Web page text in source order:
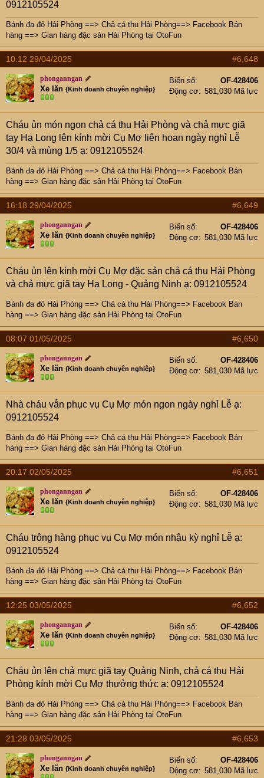
0912105524
Bánh đa đỏ Hải Phòng ==> Chả cá thu Hải Phòng==> Facebook Bán
hàng ==> Gian hàng đặc sản Hải Phòng tại OtoFun
10:12 29/04/2025 #6,648
phonganngan
Xe lăn {Kinh doanh chuyên nghiệp}
Biển số
OF-428406
Động cơ
581,030 Mã lực
Cháu ủn món ngon chả cá thu Hải Phòng và chả mực giã
tay Hạ Long lên kính mời Cụ Mợ liên hoan ngày nghỉ Lễ
30/4 và mùng 1/5 ạ: 0912105524
Bánh đa đỏ Hải Phòng ==> Chả cá thu Hải Phòng==> Facebook Bán
hàng ==> Gian hàng đặc sản Hải Phòng tại OtoFun
16:18 29/04/2025 #6,649
phonganngan
Xe lăn {Kinh doanh chuyên nghiệp}
Biển số
OF-428406
Động cơ
581,030 Mã lực
Cháu ủn lên kính mời Cụ Mợ đặc sản chả cá thu Hải Phòng
và chả mực giã tay Hạ Long - Quảng Ninh ạ: 0912105524
Bánh đa đỏ Hải Phòng ==> Chả cá thu Hải Phòng==> Facebook Bán
hàng ==> Gian hàng đặc sản Hải Phòng tại OtoFun
08:07 01/05/2025 #6,650
phonganngan
Xe lăn {Kinh doanh chuyên nghiệp}
Biển số
OF-428406
Động cơ
581,030 Mã lực
Nhà cháu vẫn phục vụ Cụ Mợ món ngon ngày nghỉ Lễ ạ:
0912105524
Bánh đa đỏ Hải Phòng ==> Chả cá thu Hải Phòng==> Facebook Bán
hàng ==> Gian hàng đặc sản Hải Phòng tại OtoFun
20:17 02/05/2025 #6,651
phonganngan
Xe lăn {Kinh doanh chuyên nghiệp}
Biển số
OF-428406
Động cơ
581,030 Mã lực
Cháu trông hàng phục vụ Cụ Mợ món nhậu kỳ nghỉ Lễ ạ:
0912105524
Bánh đa đỏ Hải Phòng ==> Chả cá thu Hải Phòng==> Facebook Bán
hàng ==> Gian hàng đặc sản Hải Phòng tại OtoFun
12:25 03/05/2025 #6,652
phonganngan
Xe lăn {Kinh doanh chuyên nghiệp}
Biển số
OF-428406
Động cơ
581,030 Mã lực
Cháu ủn lên chả mực giã tay Quảng Ninh, chả cá thu Hải
Phòng kính mời Cụ Mợ thưởng thức ạ: 0912105524
Bánh đa đỏ Hải Phòng ==> Chả cá thu Hải Phòng==> Facebook Bán
hàng ==> Gian hàng đặc sản Hải Phòng tại OtoFun
21:28 03/05/2025 #6,653
phonganngan
Xe lăn {Kinh doanh chuyên nghiệp}
Biển số
OF-428406
Động cơ
581,030 Mã lực